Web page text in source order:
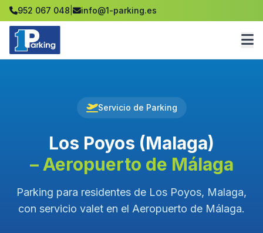
952 067 048 info@1-parking.es
Servicio de Parking
Los Poyos (Malaga)
– Aeropuerto de Málaga
Parking para residentes de Los Poyos, Malaga,
con servicio valet en el Aeropuerto de Málaga.